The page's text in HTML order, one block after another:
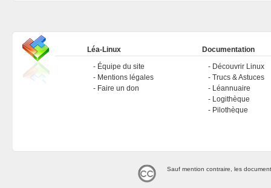
Léa-Linux
Équipe du site
Mentions légales
Faire un don
Documentation
Découvrir Linux
Trucs & Astuces
Léannuaire
Logithèque
Pilothèque
Sauf mention contraire, les